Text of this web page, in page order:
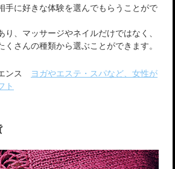
手に好きな体験を選んでもらうことがで
、マッサージやネイルだけではなく、
さんの種類から選ぶことができます。
ンス ヨガやエステ・スパなど、女性が
ト